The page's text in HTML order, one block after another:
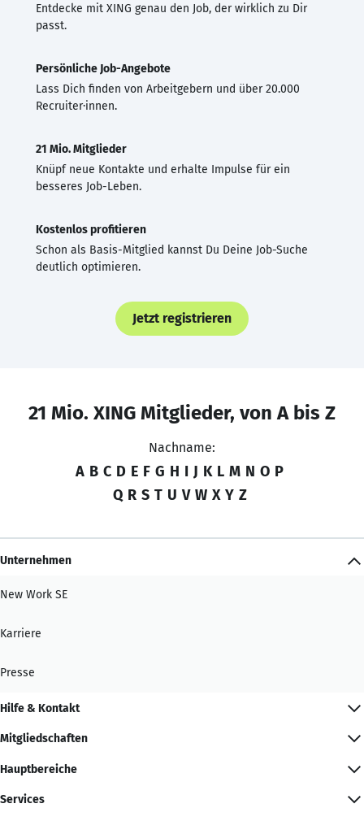
Entdecke mit XING genau den Job, der wirklich zu Dir
passt.
Persönliche Job-Angebote
Lass Dich finden von Arbeitgebern und über 20.000
Recruiter·innen.
21 Mio. Mitglieder
Knüpf neue Kontakte und erhalte Impulse für ein
besseres Job-Leben.
Kostenlos profitieren
Schon als Basis-Mitglied kannst Du Deine Job-Suche
deutlich optimieren.
Jetzt registrieren
21 Mio. XING Mitglieder, von A bis Z
Nachname:
A B C D E F G H I J K L M N O P
Q R S T U V W X Y Z
Unternehmen
New Work SE
Karriere
Presse
Hilfe & Kontakt
Mitgliedschaften
Hauptbereiche
Services